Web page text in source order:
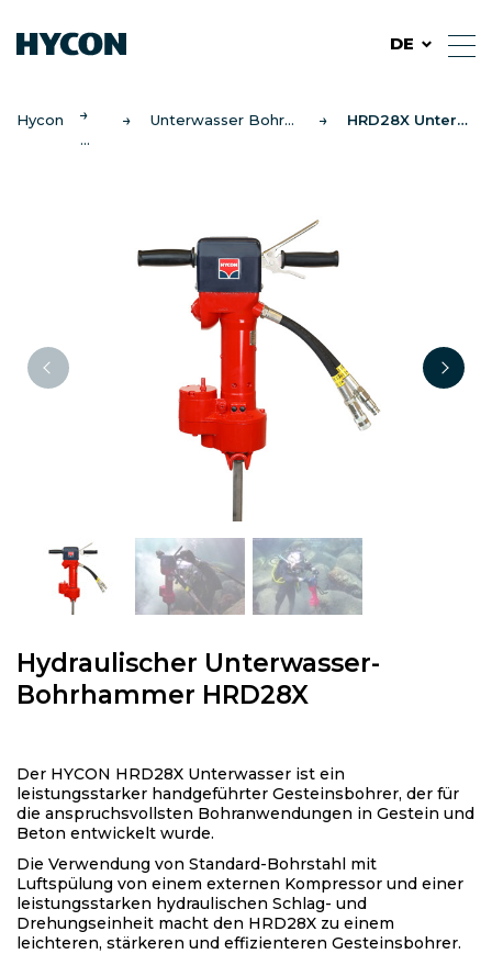
DE
Hycon Unterwasser Bohrhammer HRD28X Unterwasser
Hydraulischer Unterwasser-
Bohrhammer HRD28X
Der HYCON HRD28X Unterwasser ist ein
leistungsstarker handgeführter Gesteinsbohrer, der für
die anspruchsvollsten Bohranwendungen in Gestein und
Beton entwickelt wurde.
Die Verwendung von Standard-Bohrstahl mit
Luftspülung von einem externen Kompressor und einer
leistungsstarken hydraulischen Schlag- und
Drehungseinheit macht den HRD28X zu einem
leichteren, stärkeren und effizienteren Gesteinsbohrer.